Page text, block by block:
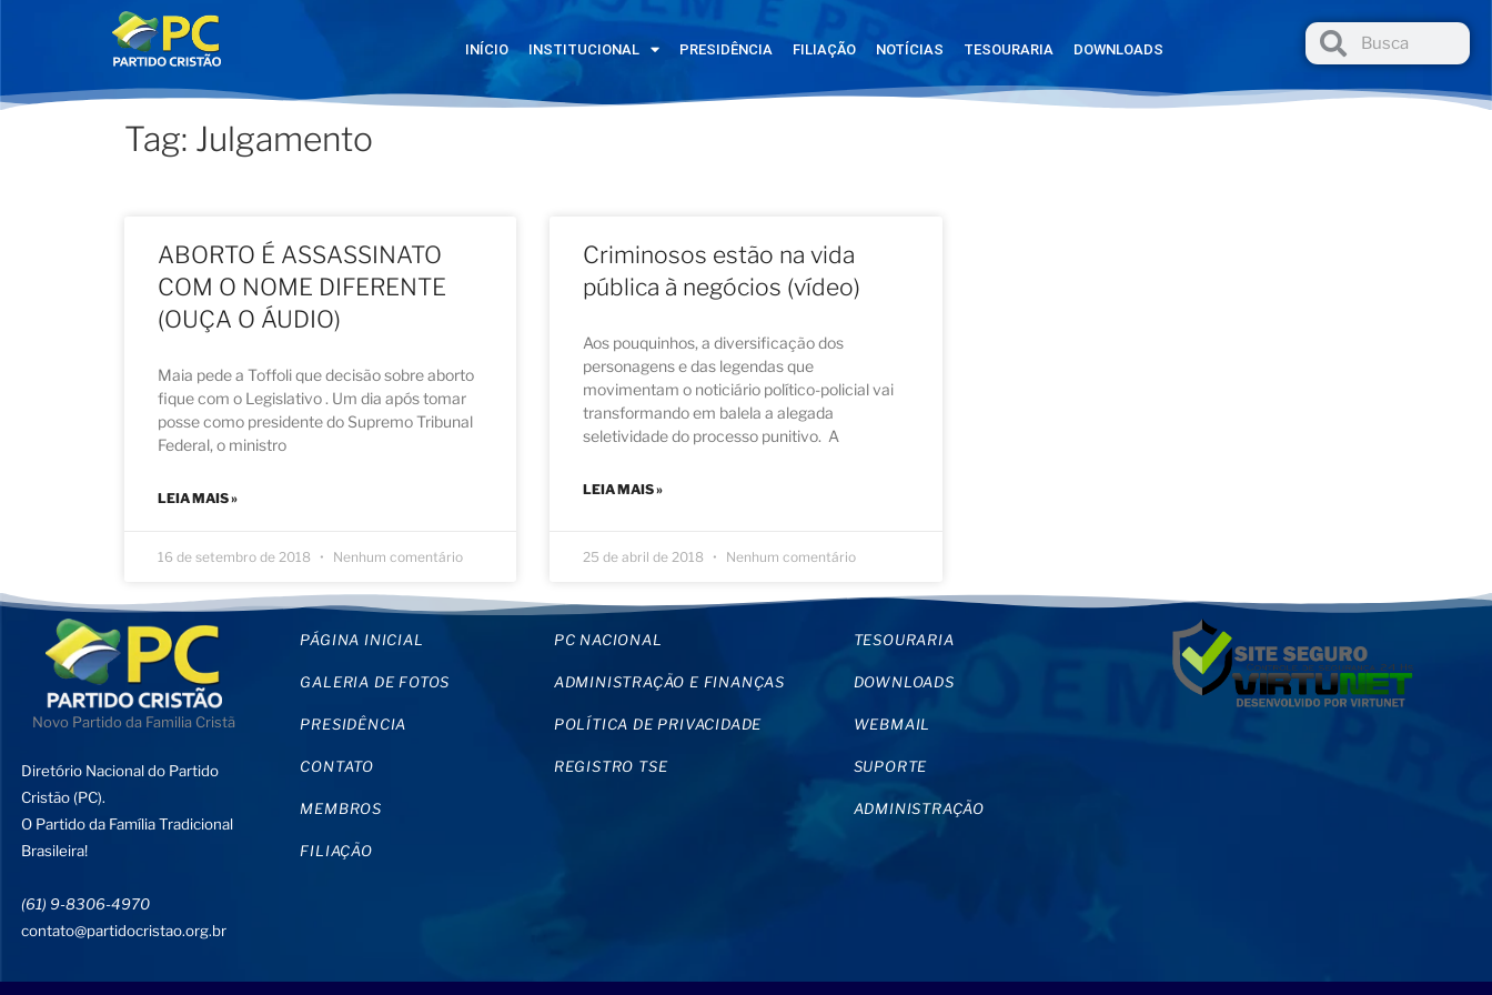
INÍCIO INSTITUCIONAL PRESIDÊNCIA FILIAÇÃO NOTÍCIAS TESOURARIA DOWNLOADS
Tag: Julgamento
ABORTO É ASSASSINATO
COM O NOME DIFERENTE
(OUÇA O ÁUDIO)
Maia pede a Toffoli que decisão sobre aborto
fique com o Legislativo . Um dia após tomar
posse como presidente do Supremo Tribunal
Federal, o ministro
LEIA MAIS »
16 de setembro de 2018 Nenhum comentário
Criminosos estão na vida
pública à negócios (vídeo)
Aos pouquinhos, a diversificação dos
personagens e das legendas que
movimentam o noticiário político-policial vai
transformando em balela a alegada
seletividade do processo punitivo. A
LEIA MAIS »
25 de abril de 2018 Nenhum comentário
Novo Partido da Familia Cristã
Diretório Nacional do Partido
Cristão (PC).
O Partido da Família Tradicional
Brasileira!
(61) 9-8306-4970
contato@partidocristao.org.br
PÁGINA INICIAL
GALERIA DE FOTOS
PRESIDÊNCIA
CONTATO
MEMBROS
FILIAÇÃO
PC NACIONAL
ADMINISTRAÇÃO E FINANÇAS
POLÍTICA DE PRIVACIDADE
REGISTRO TSE
TESOURARIA
DOWNLOADS
WEBMAIL
SUPORTE
ADMINISTRAÇÃO